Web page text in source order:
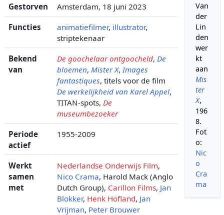
Van
der
Lin
den
wer
kt
aan
Mis
ter
X,
196
8.
Fot
o:
Nic
o
Cra
ma
Gestorven Amsterdam, 18 juni 2023
Functies animatiefilmer, illustrator,
striptekenaar
Bekend
van
De goochelaar ontgoocheld, De
bloemen, Mister X, Images
fantastiques, titels voor de film
De werkelijkheid van Karel Appel,
TITAN-spots, De
museumbezoeker
Periode
actief
1955-2009
Werkt
samen
met
Nederlandse Onderwijs Film,
Nico Crama, Harold Mack (Anglo
Dutch Group), Carillon Films, Jan
Blokker, Henk Hofland, Jan
Vrijman, Peter Brouwer